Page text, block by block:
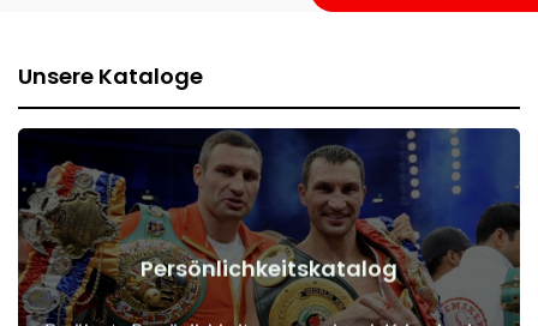
Unsere Kataloge
Persönlichkeitskatalog
Details anzeigen